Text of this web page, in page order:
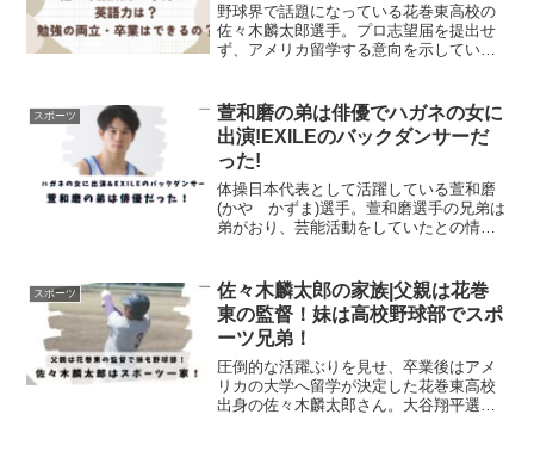
野球界で話題になっている花巻東高校の
佐々木麟太郎選手。プロ志望届を提出せ
ず、アメリカ留学する意向を示していま
になる佐々木麟太郎選手の学力や英語力
について調査しました。佐...
スポーツ
萱和磨の弟は俳優でハガネの女に
出演!EXILEのバックダンサーだ
った!
体操日本代表として活躍している萱和磨
(かや かずま)選手。萱和磨選手の兄弟は
弟がおり、芸能活動をしていたとの情報
日本代表の萱和磨さんの弟は萱翔悟(か
や しょうご)さんと...
スポーツ
佐々木麟太郎の家族|父親は花巻
東の監督！妹は高校野球部でスポ
ーツ兄弟！
圧倒的な活躍ぶりを見せ、卒業後はアメ
リカの大学へ留学が決定した花巻東高校
出身の佐々木麟太郎さん。大谷翔平選手